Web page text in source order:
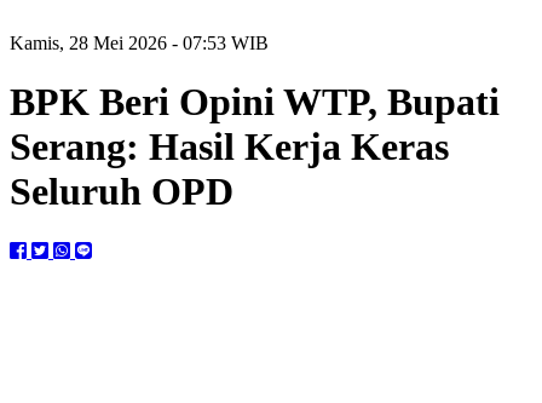
Kamis, 28 Mei 2026 - 07:53 WIB
BPK Beri Opini WTP, Bupati
Serang: Hasil Kerja Keras
Seluruh OPD